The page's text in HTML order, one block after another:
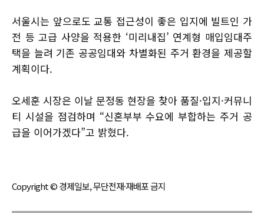
서울시는 앞으로도 교통 접근성이 좋은 입지에 빌트인 가
전 등 고급 사양을 적용한 ‘미리내집’ 연계형 매입임대주
택을 늘려 기존 공공임대와 차별화된 주거 환경을 제공할
계획이다.
오세훈 시장은 이날 문정동 현장을 찾아 품질·입지·커뮤니
티 시설을 점검하며 “신혼부부 수요에 부합하는 주거 공
급을 이어가겠다”고 밝혔다.
Copyright © 경제일보, 무단전재·재배포 금지